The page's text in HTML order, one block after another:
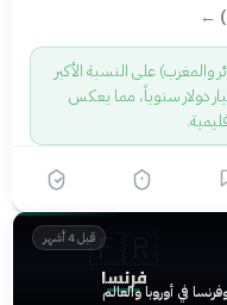
على النسبة الأكبر
العسكري العربي البالغ 165 مليار دولار سنوياً، مما يعكس
قبل 4 أشهر🇫🇷
فرنسا
في أوروبا والعالم